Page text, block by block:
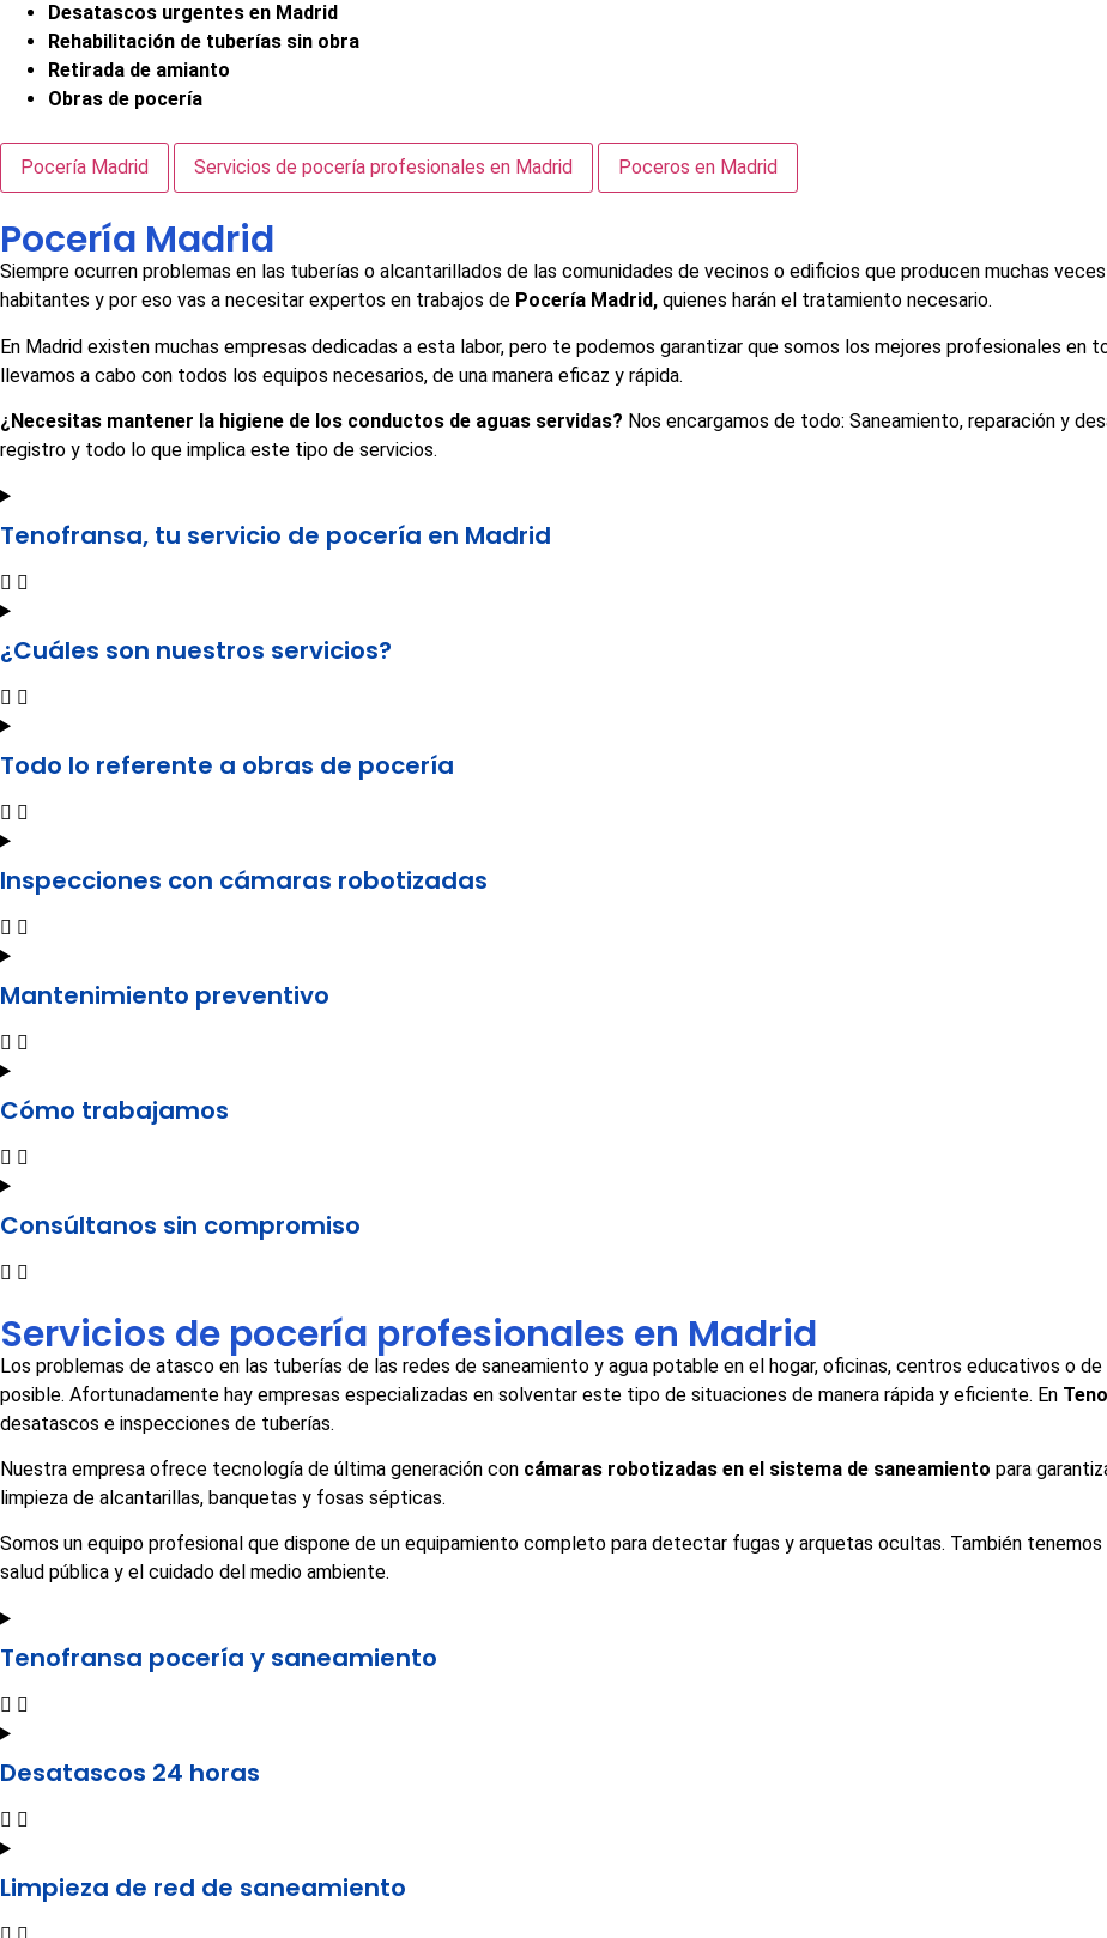
Desatascos urgentes en Madrid
Rehabilitación de tuberías sin obra
Retirada de amianto
Obras de pocería
Pocería Madrid Servicios de pocería profesionales en Madrid Poceros en Madrid
Pocería Madrid
Siempre ocurren problemas en las tuberías o alcantarillados de las comunidades de vecinos o edificios que producen muchas
habitantes y por eso vas a necesitar expertos en trabajos de Pocería Madrid, quienes harán el tratamiento necesario.
En Madrid existen muchas empresas dedicadas a esta labor, pero te podemos garantizar que somos los mejores profesionales en
llevamos a cabo con todos los equipos necesarios, de una manera eficaz y rápida.
¿Necesitas mantener la higiene de los conductos de aguas servidas? Nos encargamos de todo: Saneamiento, reparación y
registro y todo lo que implica este tipo de servicios.
Tenofransa, tu servicio de pocería en Madrid
¿Cuáles son nuestros servicios?
Todo lo referente a obras de pocería
Inspecciones con cámaras robotizadas
Mantenimiento preventivo
Cómo trabajamos
Consúltanos sin compromiso
Servicios de pocería profesionales en Madrid
Los problemas de atasco en las tuberías de las redes de saneamiento y agua potable en el hogar, oficinas, centros educativos o
posible. Afortunadamente hay empresas especializadas en solventar este tipo de situaciones de manera rápida y eficiente. En
desatascos e inspecciones de tuberías.
Nuestra empresa ofrece tecnología de última generación con cámaras robotizadas en el sistema de saneamiento para
limpieza de alcantarillas, banquetas y fosas sépticas.
Somos un equipo profesional que dispone de un equipamiento completo para detectar fugas y arquetas ocultas. También
salud pública y el cuidado del medio ambiente.
Tenofransa pocería y saneamiento
Desatascos 24 horas
Limpieza de red de saneamiento